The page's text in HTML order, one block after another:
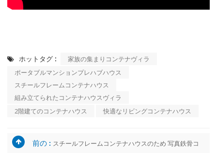
ホットタグ :
家族の集まりコンテナヴィラ
ポータブルマンションプレハブハウス
スチールフレームコンテナハウス
組み立てられたコンテナハウスヴィラ
2階建てのコンテナハウス
快適なリビングコンテナハウス
前の : スチールフレームコンテナハウスのため 写真鉄骨コ